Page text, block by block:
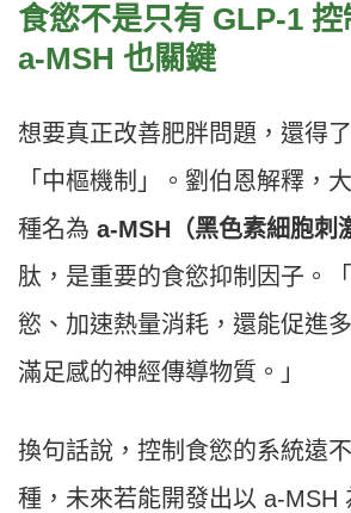
食慾不是只有 GLP-1
a-MSH 也關鍵
想要真正改善肥胖問題，還得
「中樞機制」。劉伯恩解釋，
種名為 a-MSH（黑色素細胞刺
肽，是重要的食慾抑制因子。
慾、加速熱量消耗，還能促進
滿足感的神經傳導物質。」
換句話說，控制食慾的系統遠
種，未來若能開發出以 a-MSH